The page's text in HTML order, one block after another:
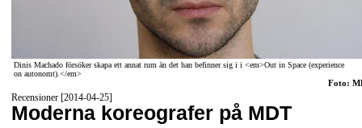
Dinis Machado försöker skapa ett annat rum än det han befinner sig i i <em>Out in Space (experience
on autonomt).</em>
Foto:
Recensioner [2014-04-25]
Moderna koreografer på MDT